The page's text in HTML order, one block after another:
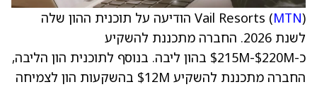
Vail Resorts (MTN
) הודיעה על תוכנית ההון שלה
לשנת 2026. החברה מתכננת להשקיע
כ-$215M-$220M בהון ליבה. בנוסף לתוכנית הון הליבה,
החברה מתכננת להשקיע $12M בהשקעות הון לצמיחה